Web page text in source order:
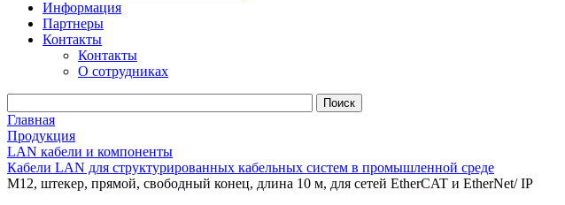
Информация
Партнеры
Контакты
Контакты
О сотрудниках
Главная
Продукция
LAN кабели и компоненты
Кабели LAN для структурированных кабельных систем в промышленной среде
М12, штекер, прямой, свободный конец, длина 10 м, для сетей EtherCAT и EtherNet/ IP